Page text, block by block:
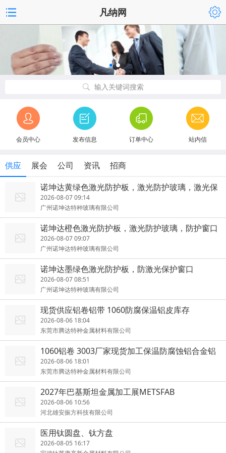
凡纳网
输入关键词搜索
会员中心 发布信息 订单中心 站内信
供应 展会 公司 资讯
招商
诺坤达黄绿色激光防护板，激光防护玻璃，激光保
护窗
2026-08-07 09:14
广州诺坤达特种玻璃有限公司
诺坤达橙色激光防护板，激光防护玻璃，防护窗口
2026-08-07 09:07
广州诺坤达特种玻璃有限公司
诺坤达墨绿色激光防护板，防激光保护窗口
2026-08-07 08:51
广州诺坤达特种玻璃有限公司
现货供应铝卷铝带 1060防腐保温铝皮库存
2026-08-06 18:04
东莞市腾达特种金属材料有限公司
1060铝卷 3003厂家现货加工保温防腐蚀铝合金铝
材
2026-08-06 18:01
东莞市腾达特种金属材料有限公司
2027年巴基斯坦金属加工展METSFAB
2026-08-06 10:56
河北雄安振方科技有限公司
医用钛圆盘、钛方盘
2026-08-05 16:17